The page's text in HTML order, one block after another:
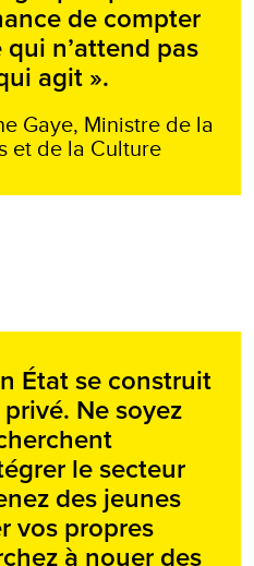
de compter
n’attend pas
agit ».
Gaye, Ministre de la
et de la Culture
État se construit
Ne soyez
le secteur
des jeunes
vos propres
à nouer des